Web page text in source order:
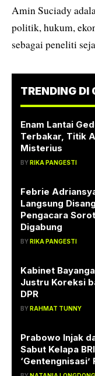
Amin Suciady
politik, hukum,
sebagai peneliti
TRENDING DI
Enam Lantai
Terbakar, Titik
Misterius
BYRIKA PANGESTI
Febrie
Langsung
Pengacara
Digabung
BYRIKA PANGESTI
Kabinet
Justru Koreksi
DPR
BYRAHMAT TUNNY
Prabowo Injak
Sabut Kelapa
‘Gentengnisasi’